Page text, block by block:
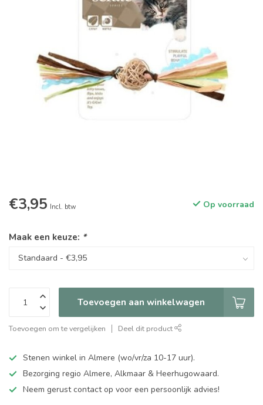
€3,95 Incl. btw Op voorraad
Maak een keuze: *
Toevoegen aan winkelwagen
Toevoegen om te vergelijken Deel dit product
Stenen winkel in Almere (wo/vr/za 10-17 uur).
Bezorging regio Almere, Alkmaar & Heerhugowaard.
Neem gerust contact op voor een persoonlijk advies!